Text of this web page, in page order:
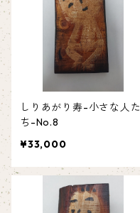
しりあがり寿-小さな人た
ち-No.8
¥33,000